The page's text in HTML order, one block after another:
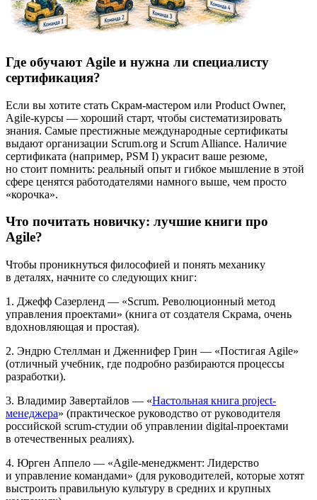
Где обучают Agile и нужна ли специалисту
сертификация?
Если вы хотите стать Скрам-мастером или Product Owner,
Agile-курсы — хороший старт, чтобы систематизировать
знания. Самые престижные международные сертификаты
выдают организации Scrum.org и Scrum Alliance. Наличие
сертификата (например, PSM I) украсит ваше резюме,
но стоит помнить: реальный опыт и гибкое мышление в этой
сфере ценятся работодателями намного выше, чем просто
«корочка».
Что почитать новичку: лучшие книги про
Agile?
Чтобы проникнуться философией и понять механику
в деталях, начните со следующих книг:
1. Джефф Сазерленд — «Scrum. Революционный метод
управления проектами» (книга от создателя Скрама, очень
вдохновляющая и простая).
2. Эндрю Стеллман и Дженнифер Грин — «Постигая Agile»
(отличный учебник, где подробно разбираются процессы
разработки).
3. Владимир Завертайлов — «Настольная книга project-
менеджера» (практическое руководство от руководителя
российской scrum-студии об управлении digital-проектами
в отечественных реалиях).
4. Юрген Аппело — «Agile-менеджмент: Лидерство
и управление командами» (для руководителей, которые хотят
выстроить правильную культуру в средних и крупных